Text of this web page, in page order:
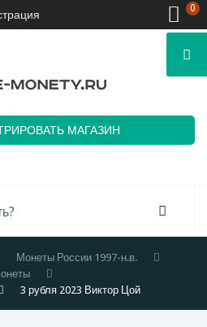
МАГАЗИН
Монеты России 1997-н.в.
3 рубля 2023 Виктор Цой
0